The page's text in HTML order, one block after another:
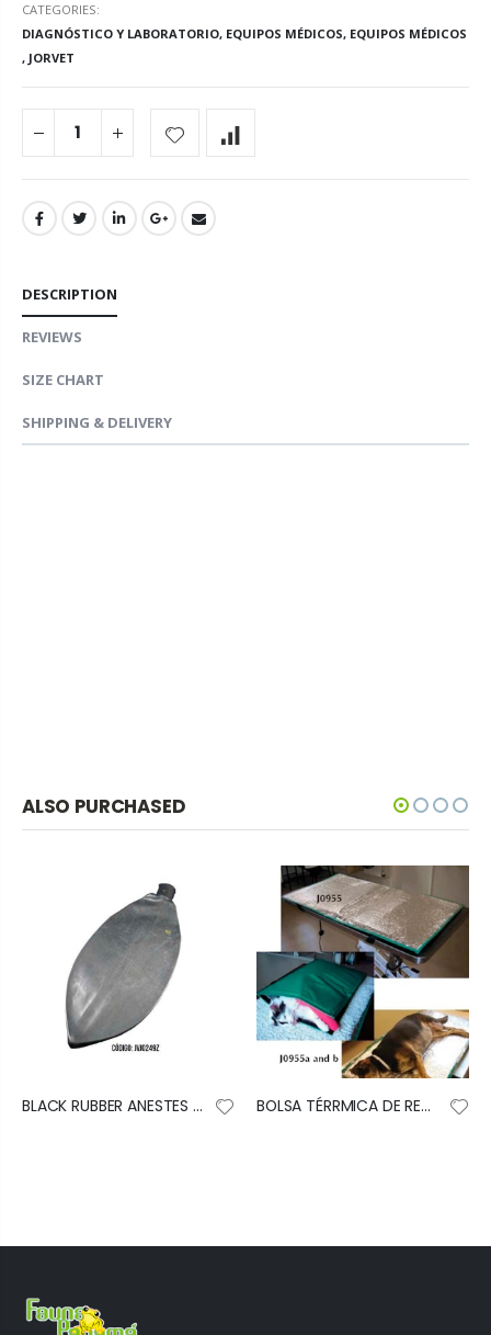
CATEGORIES:
DIAGNÓSTICO Y LABORATORIO, EQUIPOS MÉDICOS, EQUIPOS MÉDICOS
, JORVET
DESCRIPTION
REVIEWS
SIZE CHART
SHIPPING & DELIVERY
ALSO PURCHASED
BLACK RUBBER ANESTES BAG 5 LT BOLSA TÉRRMICA DE RECUPERACIÓN 70CM X 45CM CP JORVET PO USA